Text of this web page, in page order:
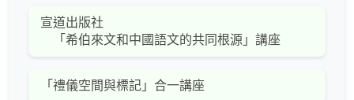
宣道出版社
「希伯來文和中國語文的共同根源」講座
「禮儀空間與標記」合一講座